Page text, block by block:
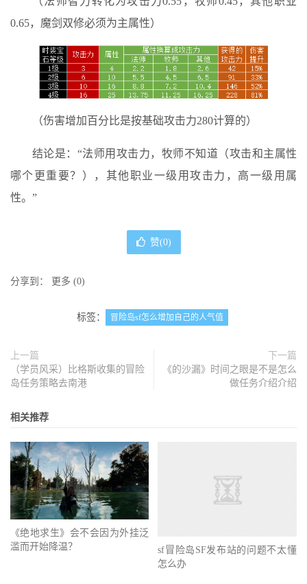
0.65，魔剑双修必须为主属性）
（伤害增加百分比是按基础攻击力280计算的）
结论是：“法师用攻击力，牧师不知道（攻击和主属性
哪个更重要？），其他职业一级用攻击力，高一级用属
性。”
赞(0)
分享到： 更多 (0)
标签： 冒险岛sf怎么增加自己的人气值
上一篇
（学员风采）比格斯收集的冒险
岛任务策略去南港
下一篇
《的沙漏》时间之眼是不是怎么
做任务介绍介绍
相关推荐
《绝地求生》会不会因为外挂泛
滥而开始降温？
sf冒险岛SF发布站的问题不太懂
怎么办